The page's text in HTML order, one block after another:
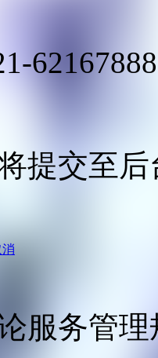
62167888
提交至
服务管理